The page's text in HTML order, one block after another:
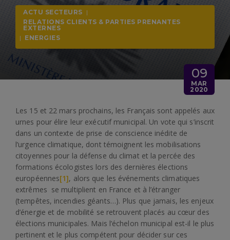
ACTU SECTEURS |
RELATIONS CLIENTS & PARTIES PRENANTES
EXTERNES
| ENERGIES
09
MAR
2020
Les 15 et 22 mars prochains, les Français sont appelés aux
urnes pour élire leur exécutif municipal. Un vote qui s’inscrit
dans un contexte de prise de conscience inédite de
l’urgence climatique, dont témoignent les mobilisations
citoyennes pour la défense du climat et la percée des
formations écologistes lors des dernières élections
européennes[1], alors que les événements climatiques
extrêmes se multiplient en France et à l’étranger
(tempêtes, incendies géants…). Plus que jamais, les enjeux
d’énergie et de mobilité se retrouvent placés au cœur des
élections municipales. Mais l’échelon municipal est-il le plus
pertinent et le plus compétent pour décider sur ces